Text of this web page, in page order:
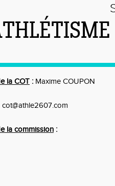
la COT : Maxime COUPON
cot@athle2607.com
la commission :